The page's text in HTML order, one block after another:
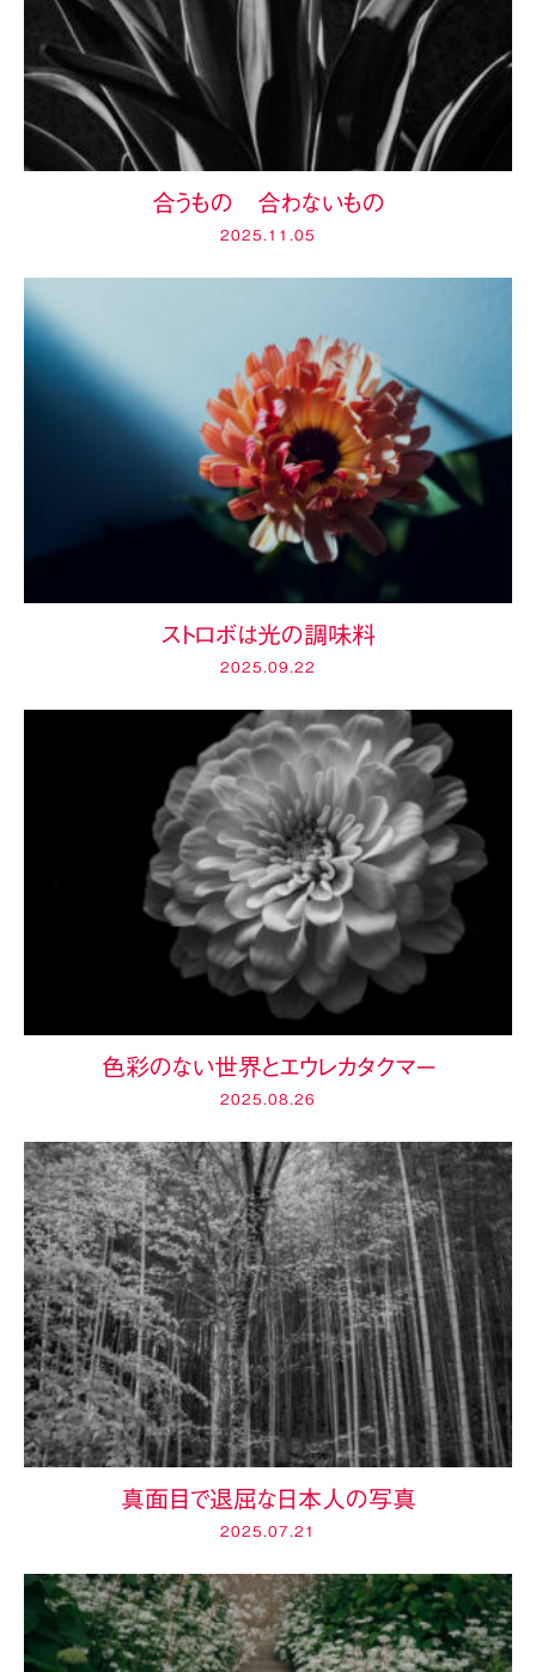
合うもの 合わないもの
2025.11.05
ストロボは光の調味料
2025.09.22
色彩のない世界とエウレカタクマー
2025.08.26
真面目で退屈な日本人の写真
2025.07.21